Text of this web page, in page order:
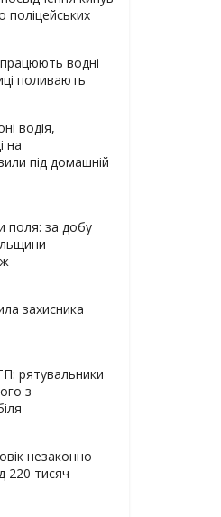
поліцейських
водні
поливають
водія,
на
під домашній
поля: за добу
захисника
рятувальники
з
незаконно
220 тисяч